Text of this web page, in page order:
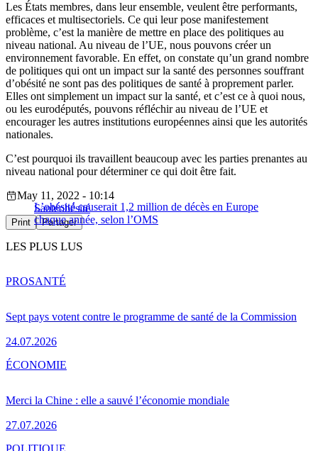
Les États membres, dans leur ensemble, veulent être performants,
efficaces et multisectoriels. Ce qui leur pose manifestement
problème, c’est la manière de mettre en place des politiques au
niveau national. Au niveau de l’UE, nous pouvons créer un
environnement favorable. En effet, on constate qu’un grand nombre
de politiques qui ont un impact sur la santé des personnes souffrant
d’obésité ne sont pas des politiques de santé à proprement parler.
Elles ont simplement un impact sur la santé, et c’est ce à quoi nous,
ou les eurodéputés, pouvons réfléchir au niveau de l’UE et
encourager les autres institutions européennes ainsi que les autorités
nationales.
C’est pourquoi ils travaillent beaucoup avec les parties prenantes au
niveau national pour déterminer ce qui doit être fait.
L’obésité causerait 1,2 million de décès en Europe
chaque année, selon l’OMS
May 11, 2022 - 10:14
Santéobésité
Print Partager
LES PLUS LUS
Sept pays votent contre le programme de santé de la Commission
24.07.2026
PROSANTÉ
Merci la Chine : elle a sauvé l’économie mondiale
27.07.2026
ÉCONOMIE
POLITIQUE